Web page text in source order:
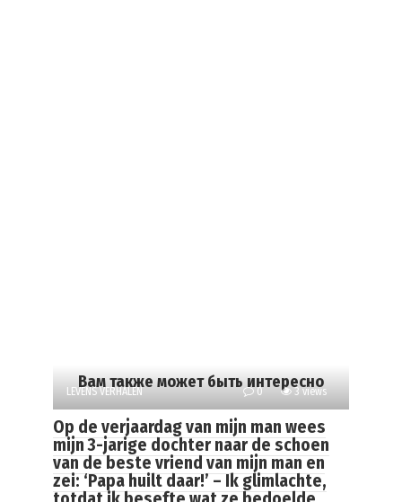
Вам также может быть интересно
LEVENS VERHALEN 0 3 views
Op de verjaardag van mijn man wees
mijn 3-jarige dochter naar de schoen
van de beste vriend van mijn man en
zei: ‘Papa huilt daar!’ – Ik glimlachte,